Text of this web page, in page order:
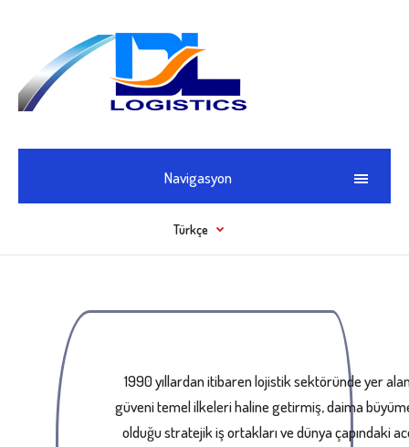
Navigasyon
Türkçe
1990 yıllardan itibaren lojistik sektöründe yer
güveni temel ilkeleri haline getirmiş, daima
olduğu stratejik iş ortakları ve dünya çapındaki